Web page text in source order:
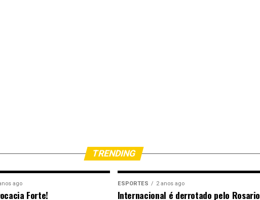
TRENDING
ago
Forte!
ESPORTES 2 anos ago
Internacional é derrotado pelo Rosario